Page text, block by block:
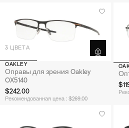
3 ЦВЕТА
OAKLEY
Оправы для зрения Oakley
OX5140
$242.00
Рекомендованная цена : $269.00